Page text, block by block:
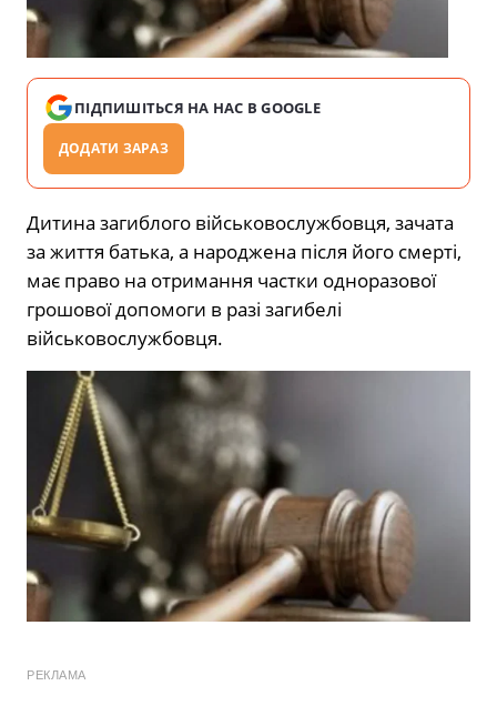
ПІДПИШІТЬСЯ НА НАС В GOOGLE
ДОДАТИ ЗАРАЗ
Дитина загиблого військовослужбовця, зачата
за життя батька, а народжена після його смерті,
має право на отримання частки одноразової
грошової допомоги в разі загибелі
військовослужбовця.
РЕКЛАМА